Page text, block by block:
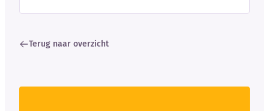
Terug naar overzicht